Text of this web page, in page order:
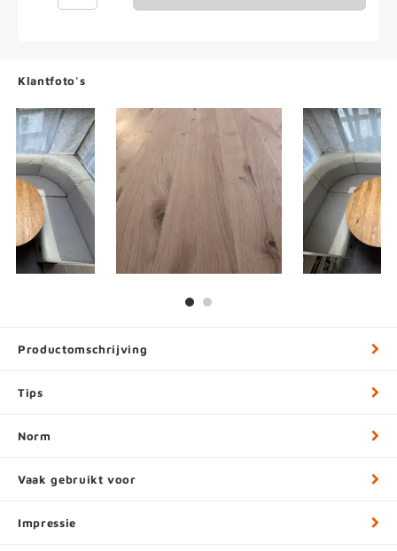
Klantfoto's
Productomschrijving
Tips
Norm
Vaak gebruikt voor
Impressie